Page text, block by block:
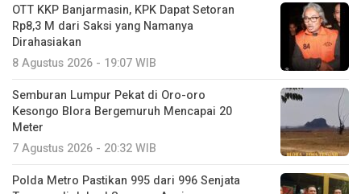
OTT KKP Banjarmasin, KPK Dapat Setoran
Rp8,3 M dari Saksi yang Namanya
Dirahasiakan
8 Agustus 2026 - 19:07 WIB
Semburan Lumpur Pekat di Oro-oro
Kesongo Blora Bergemuruh Mencapai 20
Meter
7 Agustus 2026 - 20:32 WIB
Polda Metro Pastikan 995 dari 996 Senjata